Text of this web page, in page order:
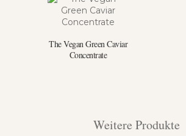
The Vegan Green Caviar
Concentrate
Weitere Produkte